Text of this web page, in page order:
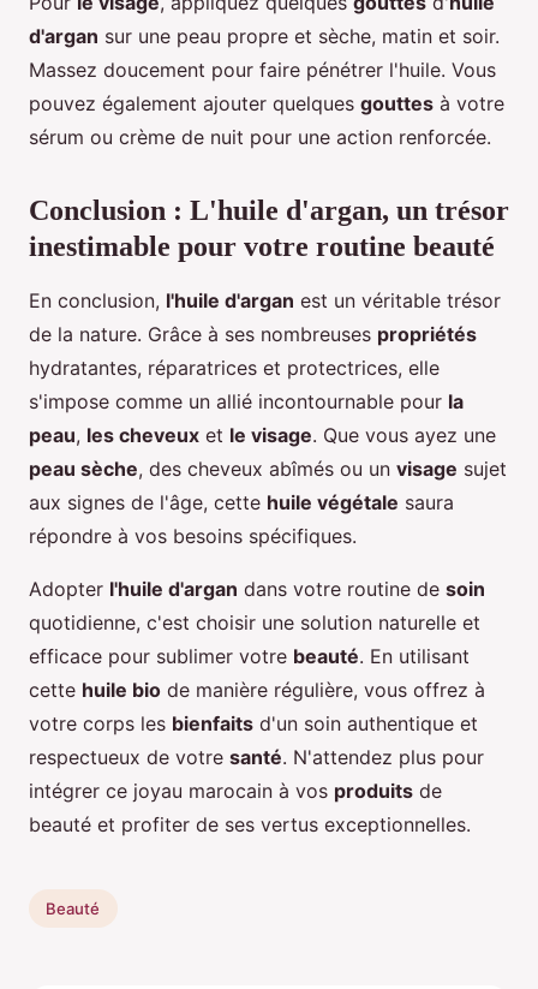
d'argan sur une peau propre et sèche, matin et soir.
Massez doucement pour faire pénétrer l'huile. Vous
pouvez également ajouter quelques gouttes à votre
sérum ou crème de nuit pour une action renforcée.
Conclusion : L'huile d'argan, un trésor
inestimable pour votre routine beauté
En conclusion, l'huile d'argan est un véritable trésor
de la nature. Grâce à ses nombreuses propriétés
hydratantes, réparatrices et protectrices, elle
s'impose comme un allié incontournable pour la
peau, les cheveux et le visage. Que vous ayez une
peau sèche, des cheveux abîmés ou un visage sujet
aux signes de l'âge, cette huile végétale saura
répondre à vos besoins spécifiques.
Adopter l'huile d'argan dans votre routine de soin
quotidienne, c'est choisir une solution naturelle et
efficace pour sublimer votre beauté. En utilisant
cette huile bio de manière régulière, vous offrez à
votre corps les bienfaits d'un soin authentique et
respectueux de votre santé. N'attendez plus pour
intégrer ce joyau marocain à vos produits de
beauté et profiter de ses vertus exceptionnelles.
Beauté